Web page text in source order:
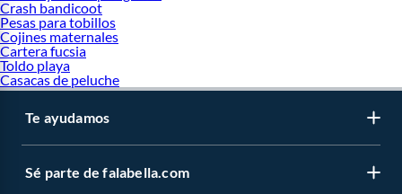
Crash bandicoot
Pesas para tobillos
Cojines maternales
Cartera fucsia
Toldo playa
Casacas de peluche
Te ayudamos
Sé parte de falabella.com